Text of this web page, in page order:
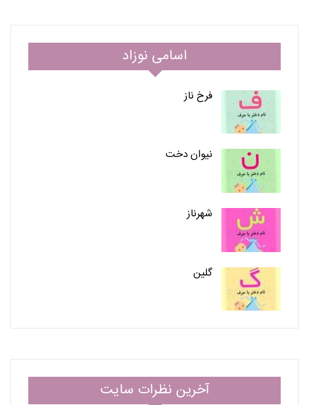
اسامی نوزاد
فرخ ناز
نیوان دخت
شهرناز
گلین
آخرین نظرات سایت